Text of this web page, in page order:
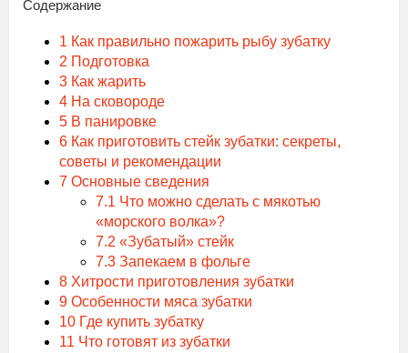
Содержание
1 Как правильно пожарить рыбу зубатку
2 Подготовка
3 Как жарить
4 На сковороде
5 В панировке
6 Как приготовить стейк зубатки: секреты,
советы и рекомендации
7 Основные сведения
7.1 Что можно сделать с мякотью
«морского волка»?
7.2 «Зубатый» стейк
7.3 Запекаем в фольге
8 Хитрости приготовления зубатки
9 Особенности мяса зубатки
10 Где купить зубатку
11 Что готовят из зубатки